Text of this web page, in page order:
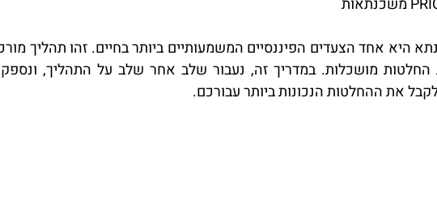
את ההחלטות הנכונות ביותר עבורכם.